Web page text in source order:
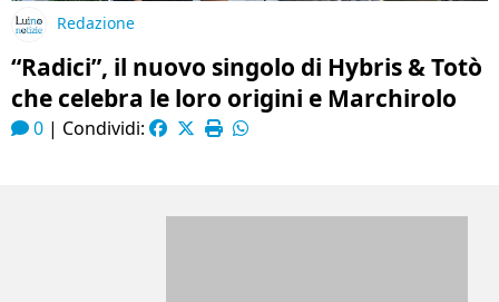
Redazione
“Radici”, il nuovo singolo di Hybris & Totò
che celebra le loro origini e Marchirolo
0 | Condividi: